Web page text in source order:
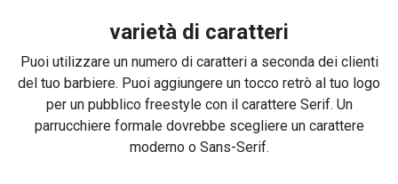
varietà di caratteri
Puoi utilizzare un numero di caratteri a seconda dei clienti
del tuo barbiere. Puoi aggiungere un tocco retrò al tuo logo
per un pubblico freestyle con il carattere Serif. Un
parrucchiere formale dovrebbe scegliere un carattere
moderno o Sans-Serif.